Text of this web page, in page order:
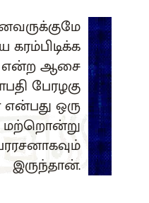
என்ற ஆசை
பேரழகு
ஒரு
மற்றொன்று
இருந்தான்.